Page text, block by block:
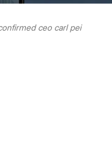
ceo carl pei